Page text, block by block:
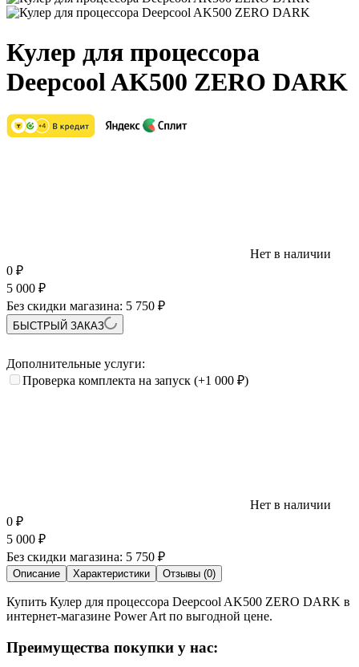
Кулер для процессора
Deepcool AK500 ZERO DARK
Нет в наличии
0 ₽
5 000 ₽
Без скидки магазина: 5 750 ₽
БЫСТРЫЙ ЗАКАЗ
Дополнительные услуги:
Проверка комплекта на запуск (+1 000 ₽)
Нет в наличии
0 ₽
5 000 ₽
Без скидки магазина: 5 750 ₽
Описание Характеристики Отзывы (0)
Купить Кулер для процессора Deepcool AK500 ZERO DARK в
интернет-магазине Power Art по выгодной цене.
Преимущества покупки у нас: